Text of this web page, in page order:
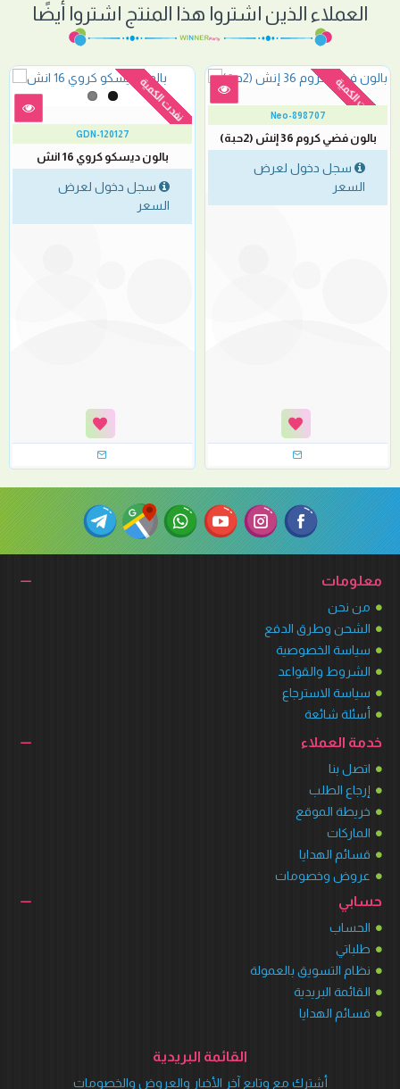
العملاء الذين اشتروا هذا المنتج اشتروا أيضًا
نفدت الكمية Neo-898707
بالون فضي كروم 36 إنش (2حبة)
سجل دخول لعرض
السعر
نفدت الكمية
GDN-120127
بالون ديسكو كروي 16 انش
سجل دخول لعرض
السعر
معلومات
من نحن
الشحن وطرق الدفع
سياسة الخصوصية
الشروط والقواعد
سياسة الاسترجاع
أسئلة شائعة
خدمة العملاء
اتصل بنا
إرجاع الطلب
خريطة الموقع
الماركات
قسائم الهدايا
عروض وخصومات
حسابي
الحساب
طلباتي
نظام التسويق بالعمولة
القائمة البريدية
قسائم الهدايا
القائمة البريدية
أشترك مع وتابع آخر الأخبار والعروض والخصومات